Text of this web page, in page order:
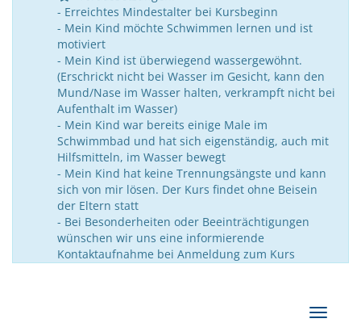
- Erreichtes Mindestalter bei Kursbeginn
- Mein Kind möchte Schwimmen lernen und ist
motiviert
- Mein Kind ist überwiegend wassergewöhnt.
(Erschrickt nicht bei Wasser im Gesicht, kann den
Mund/Nase im Wasser halten, verkrampft nicht bei
Aufenthalt im Wasser)
- Mein Kind war bereits einige Male im
Schwimmbad und hat sich eigenständig, auch mit
Hilfsmitteln, im Wasser bewegt
- Mein Kind hat keine Trennungsängste und kann
sich von mir lösen. Der Kurs findet ohne Beisein
der Eltern statt
- Bei Besonderheiten oder Beeinträchtigungen
wünschen wir uns eine informierende
Kontaktaufnahme bei Anmeldung zum Kurs